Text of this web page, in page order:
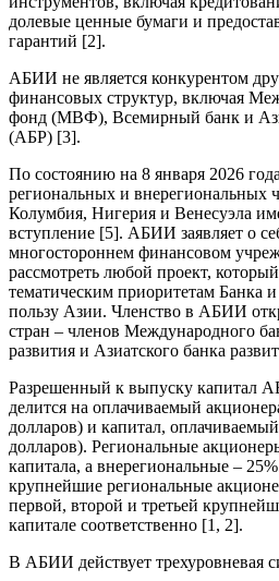
долевые ценные бумаги и
гарантий [2].
АБИИ не является конкурентом
финансовых структур, включая
фонд (МВФ), Всемирный банк и
(АБР) [3].
По состоянию на 8 января 2026
региональных и внерегиональных
Колумбия, Нигерия и Венесуэла
вступление [5]. АБИИ заявляет о
многостороннем финансовом
рассмотреть любой проект, который
тематическим приоритетам Банка
пользу Азии. Членство в АБИИ
стран – членов Международного
развития и Азиатского банка
Разрешенный к выпуску капитал
делится на оплачиваемый
долларов) и капитал,
долларов). Региональные
капитала, а внерегиональные –
крупнейшие региональные
первой, второй и третьей
капитале соответственно [1, 2].
В АБИИ действует трехуровневая